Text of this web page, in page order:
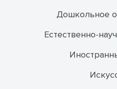
Дошкольное
Естественно-